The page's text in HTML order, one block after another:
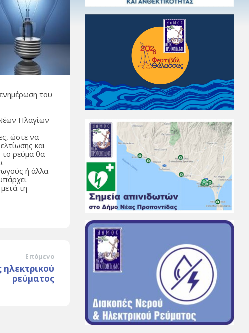
του
Πλαγίων
ώστε να
και
το ρεύμα θα
ή άλλα
τη
Επόμενο
ηλεκτρικού
ρεύματος